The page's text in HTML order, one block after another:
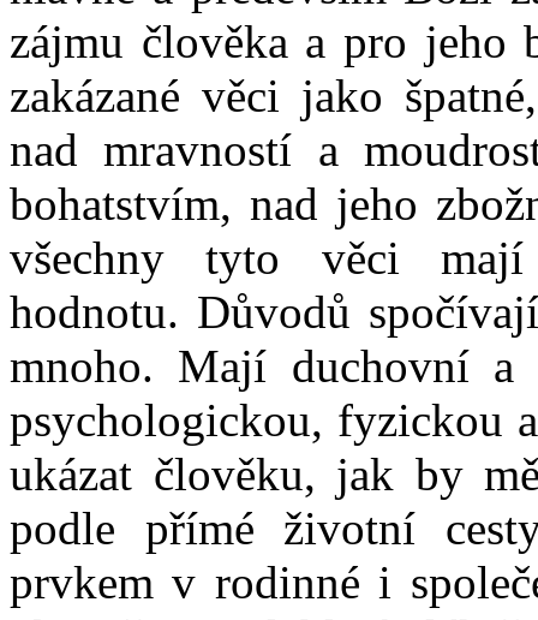
zájmu člověka a pro jeho
zakázané věci jako
nad mravností a
bohatstvím, nad jeho
všechny tyto věci mají
hodnotu. Důvodů
mnoho. Mají duchovní a
psychologickou, fyzickou
ukázat člověku, jak by
podle přímé životní
prvkem v rodinné i